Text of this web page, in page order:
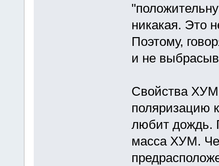
никакая. Это
Поэтому,
и не
Свойства ХУМ
поляризацию
любит дождь.
масса ХУМ.